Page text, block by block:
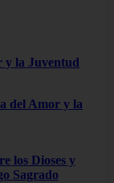
y la Juventud
del Amor y la
los Dioses y
Sagrado